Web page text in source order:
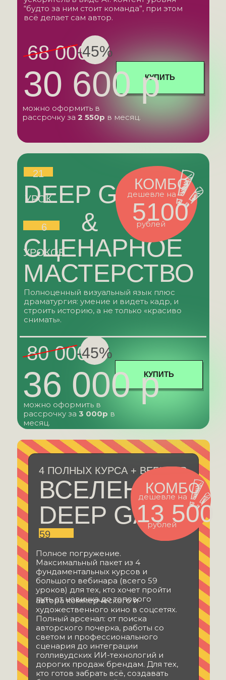
ВСЕЛЕННАЯ
DEEP GAZE:
59
УРОКОВ
4 ПОЛНЫХ КУРСА + ВЕБИНАР
Полное погружение.
Максимальный пакет из 4
фундаментальных курсов и
большого вебинара (всего 59
уроков) для тех, кто хочет пройти
путь от новичка до топового
КОМБО
13 500
дешевле на
рублей
автора коммерческого и
художественного кино в соцсетях.
Полный арсенал: от поиска
авторского почерка, работы со
светом и профессионального
сценария до интеграции
голливудских ИИ-технологий и
дорогих продаж брендам. Для тех,
кто готов забрать всё, создавать
DEEP GAZE
СЦЕНАРНОЕ
МАСТЕРСТВО
&
21
УРОК
6
УРОКОВ
КУПИТЬ
36 000 р
80 000 р
-45%
Полноценный визуальный язык плюс
драматургия: умение и видеть кадр, и
строить историю, а не только «красиво
снимать».
можно оформить в
рассрочку за 3 000р в
месяц.
КОМБО
5100
дешевле на
рублей
КУПИТЬ
30 600 р
68 000 р
-45%
“будто за ним стоит команда”, при этом
всё делает сам автор.
можно оформить в
рассрочку за 2 550р в месяц.
ВЗГЛЯНИ ВНУТРЬ, НАУЧИСЬ
СОЗДАВАТЬ
ВИЗУАЛЬНЫЙ КОНТЕНТ НОВОГО
ПОКОЛЕНИЯ
КОНТЕНТ — ЭТО ЗЕРКАЛО,
ОТРАЖАЮЩЕЕ НЕ ТОЛЬКО ТО,
ЧТО ПЕРЕД НИМ,
НО И ДУШУ АВТОРА.